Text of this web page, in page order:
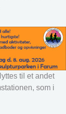
til et andet
som i